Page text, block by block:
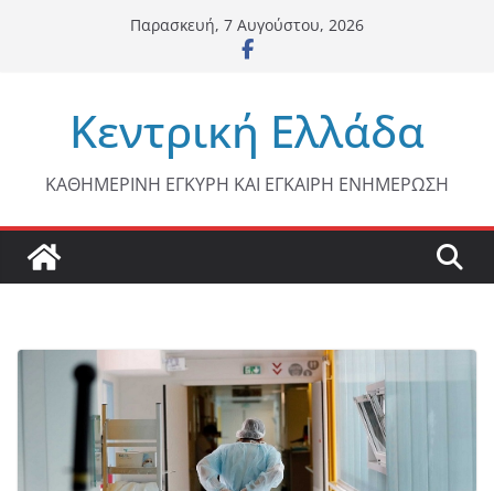
Παρασκευή, 7 Αυγούστου, 2026
Κεντρική Ελλάδα
ΚΑΘΗΜΕΡΙΝΗ ΕΓΚΥΡΗ ΚΑΙ ΕΓΚΑΙΡΗ ΕΝΗΜΕΡΩΣΗ